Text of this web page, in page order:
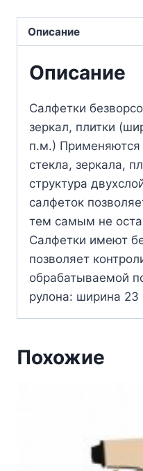
Описание
Описание
Салфетки
зеркал, плитки
п.м.) Применяются
стекла, зеркала,
структура
салфеток
тем самым не
Салфетки имеют
позволяет
обрабатываемой
рулона: ширина
Похожие